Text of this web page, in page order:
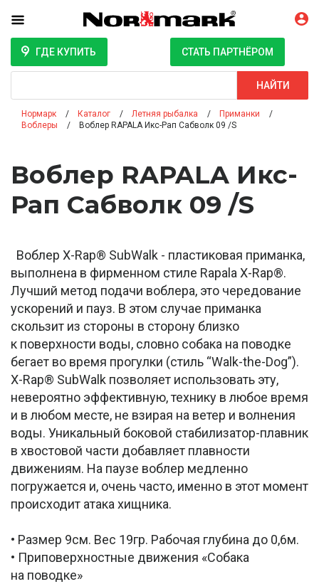
ГДЕ КУПИТЬ СТАТЬ ПАРТНЁРОМ
НАЙТИ
Нормарк Каталог Летняя рыбалка
Приманки
Воблеры
Воблер RAPALA Икс-Рап Сабволк 09 /S
Воблер RAPALA Икс-
Рап Сабволк 09 /S
Воблер X-Rap® SubWalk - пластиковая приманка,
выполнена в фирменном стиле Rapala X-Rap®.
Лучший метод подачи воблера, это чередование
ускорений и пауз. В этом случае приманка
скользит из стороны в сторону близко
к поверхности воды, словно собака на поводке
бегает во время прогулки (стиль “Walk-the-Dog”).
X-Rap® SubWalk позволяет использовать эту,
невероятно эффективную, технику в любое время
и в любом месте, не взирая на ветер и волнения
воды. Уникальный боковой стабилизатор-плавник
в хвостовой части добавляет плавности
движениям. На паузе воблер медленно
погружается и, очень часто, именно в этот момент
происходит атака хищника.
• Размер 9см. Вес 19гр. Рабочая глубина до 0,6м.
• Приповерхностные движения «Собака
на поводке»